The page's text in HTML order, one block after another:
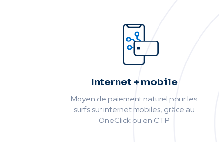
Internet + mobile
Moyen de paiement naturel pour les
surfs sur internet mobiles, grâce au
OneClick ou en OTP